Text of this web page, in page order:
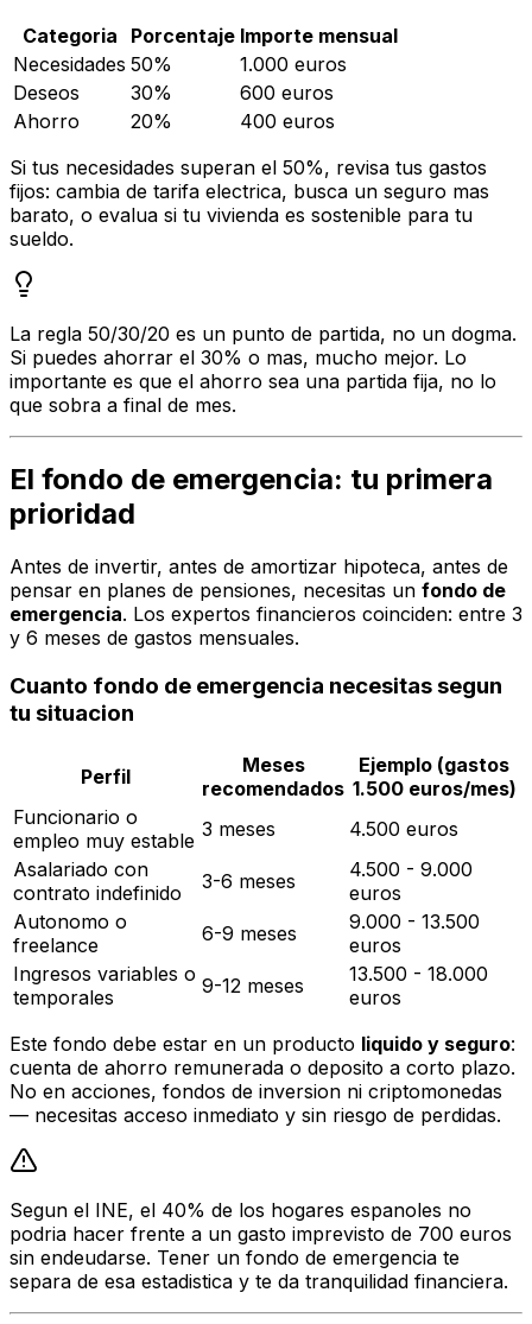
Categoria Porcentaje Importe mensual
Necesidades 50%
1.000 euros
Deseos
30%
600 euros
Ahorro
20%
400 euros
Si tus necesidades superan el 50%, revisa tus gastos
fijos: cambia de tarifa electrica, busca un seguro mas
barato, o evalua si tu vivienda es sostenible para tu
sueldo.
La regla 50/30/20 es un punto de partida, no un dogma.
Si puedes ahorrar el 30% o mas, mucho mejor. Lo
importante es que el ahorro sea una partida fija, no lo
que sobra a final de mes.
El fondo de emergencia: tu primera
prioridad
Antes de invertir, antes de amortizar hipoteca, antes de
pensar en planes de pensiones, necesitas un fondo de
emergencia. Los expertos financieros coinciden: entre 3
y 6 meses de gastos mensuales.
Cuanto fondo de emergencia necesitas segun
tu situacion
Perfil
Meses
recomendados
Ejemplo (gastos
1.500 euros/mes)
Funcionario o
empleo muy estable 3 meses
4.500 euros
Asalariado con
contrato indefinido
3-6 meses
4.500 - 9.000
euros
Autonomo o
freelance
6-9 meses
9.000 - 13.500
euros
Ingresos variables o
temporales
9-12 meses
13.500 - 18.000
euros
Este fondo debe estar en un producto liquido y seguro:
cuenta de ahorro remunerada o deposito a corto plazo.
No en acciones, fondos de inversion ni criptomonedas
— necesitas acceso inmediato y sin riesgo de perdidas.
Segun el INE, el 40% de los hogares espanoles no
podria hacer frente a un gasto imprevisto de 700 euros
sin endeudarse. Tener un fondo de emergencia te
separa de esa estadistica y te da tranquilidad financiera.